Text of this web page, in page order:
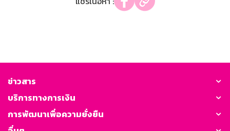
ข่าวสาร
บริการทางการเงิน
การพัฒนาเพื่อความยั่งยืน